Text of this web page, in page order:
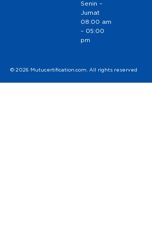
Senin –
Jumat
08:00 am
– 05:00
pm
© 2026 Mutucertification.com. All rights reserved